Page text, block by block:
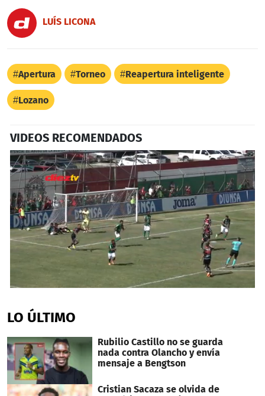
LUÍS LICONA
Apertura Torneo Reapertura inteligente
Lozano
VIDEOS RECOMENDADOS
of
1
45
seconds
LO ÚLTIMO
Rubilio Castillo no se guarda
nada contra Olancho y envía
mensaje a Bengtson
Cristian Sacaza se olvida de